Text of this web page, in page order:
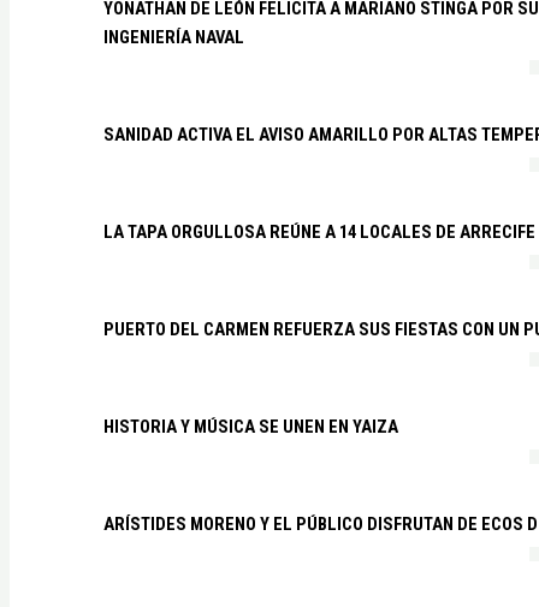
YONATHAN DE LEÓN FELICITA A MARIANO STINGA POR
INGENIERÍA NAVAL
SANIDAD ACTIVA EL AVISO AMARILLO POR ALTAS
LA TAPA ORGULLOSA REÚNE A 14 LOCALES DE ARRECIFE
PUERTO DEL CARMEN REFUERZA SUS FIESTAS CON UN
HISTORIA Y MÚSICA SE UNEN EN YAIZA
ARÍSTIDES MORENO Y EL PÚBLICO DISFRUTAN DE ECOS